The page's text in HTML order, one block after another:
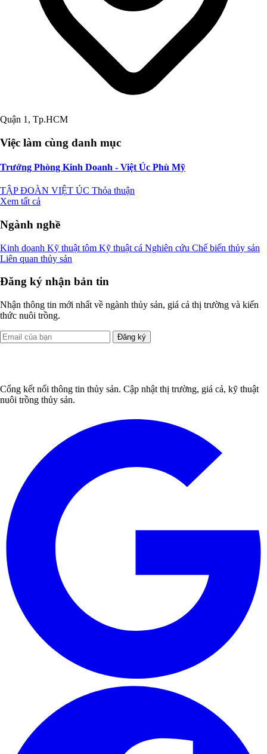
Quận 1, Tp.HCM
Việc làm cùng danh mục
Trưởng Phòng Kinh Doanh - Việt Úc Phù Mỹ
TẬP ĐOÀN VIỆT ÚC Thỏa thuận
Xem tất cả
Ngành nghề
Kinh doanh Kỹ thuật tôm Kỹ thuật cá Nghiên cứu Chế biến thủy sản
Liên quan thủy sản
Đăng ký nhận bản tin
Nhận thông tin mới nhất về ngành thủy sản, giá cả thị trường và kiến
thức nuôi trồng.
Đăng ký
Cổng kết nối thông tin thủy sản. Cập nhật thị trường, giá cả, kỹ thuật
nuôi trồng thủy sản.